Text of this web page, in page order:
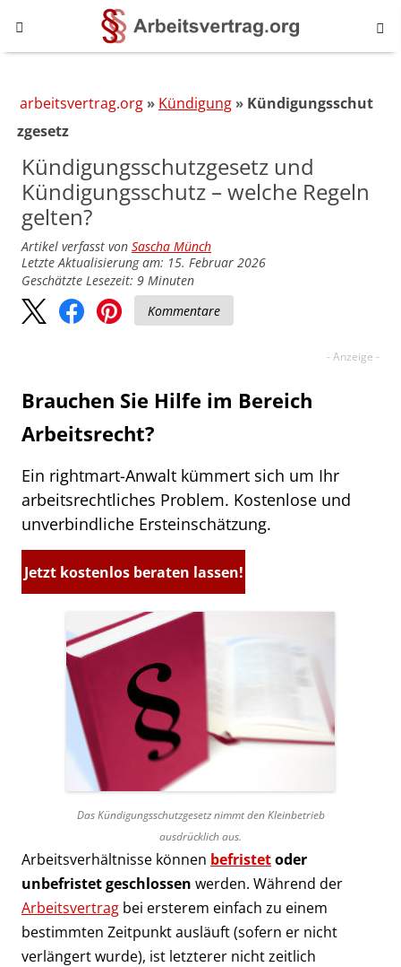
arbeitsvertrag.org Kündigung
Kündigungsschut
zgesetz
Kündigungsschutzgesetz und
Kündigungs­schutz – welche Regeln
gelten?
Artikel verfasst von Sascha Münch
Letzte Aktualisierung am: 15. Februar 2026
Geschätzte Lesezeit: 9 Minuten
Kommentare
Brauchen Sie Hilfe im Bereich
Arbeitsrecht?
Ein rightmart-Anwalt kümmert sich um Ihr
arbeitsrechtliches Problem. Kostenlose und
unverbindliche Ersteinschätzung.
Jetzt kostenlos beraten lassen!
Das Kündigungsschutzgesetz nimmt den Kleinbetrieb
ausdrücklich aus.
Arbeitsverhältnisse können befristetoder
unbefristet geschlossen werden. Während der
Arbeitsvertrag bei ersterem einfach zu einem
bestimmten Zeitpunkt ausläuft (sofern er nicht
verlängert wurde), ist letzterer nicht zeitlich